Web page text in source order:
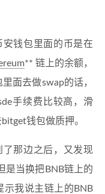
钱包里面的币是在
** 链上的余额，
面去做swap的话，
手续费比较高，滑
钱包做质押。
那边之后，又发现
是当换把BNB链上的
示我说主链上的BNB